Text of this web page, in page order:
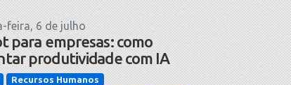
feira, 6 de julho
para empresas: como
produtividade com IA
Recursos Humanos